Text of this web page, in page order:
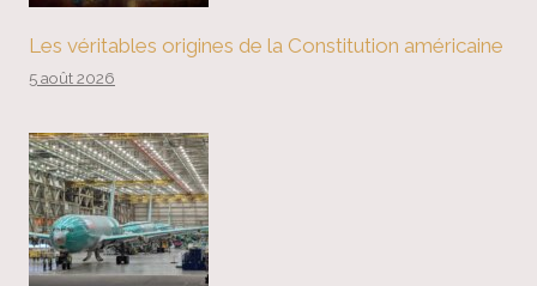
Les véritables origines de la Constitution américaine
5 août 2026